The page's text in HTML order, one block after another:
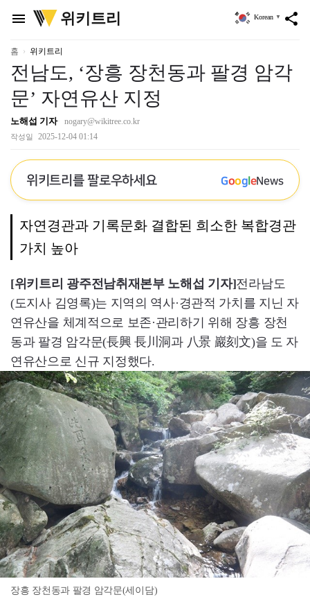
menu
위
키
리
위키트리 share
Korean ▼
홈 위키트리
전남도, ‘장흥 장천동과 팔경 암각
문’ 자연유산 지정
노해섭 기자 nogary@wikitree.co.kr
작성일 2025-12-04 01:14
위키트리를 팔로우하세요 GoogleNews
자연경관과 기록문화 결합된 희소한 복합경관
가치 높아
[위키트리 광주전남취재본부 노해섭 기자]전라남도
(도지사 김영록)는 지역의 역사·경관적 가치를 지닌 자
연유산을 체계적으로 보존·관리하기 위해 장흥 장천
동과 팔경 암각문(長興 長川洞과 八景 巖刻文)을 도 자
연유산으로 신규 지정했다.
장흥 장천동과 팔경 암각문(세이담)